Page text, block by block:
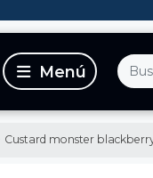
Custard monster blackberry